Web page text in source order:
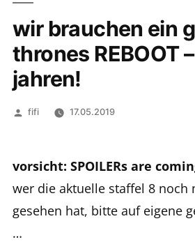
wir brauchen ein
thrones REBOOT
jahren!
Veröffentlicht
fifi 17.05.2019
vorsicht: SPOILERs are
wer die aktuelle staffel 8 noch
gesehen hat, bitte auf eigene
…